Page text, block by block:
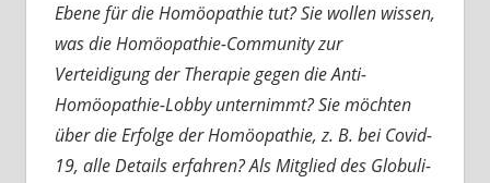
Ebene für die Homöopathie tut? Sie wollen wissen,
was die Homöopathie-Community zur
Verteidigung der Therapie gegen die Anti-
Homöopathie-Lobby unternimmt? Sie möchten
über die Erfolge der Homöopathie, z. B. bei Covid-
19, alle Details erfahren? Als Mitglied des Globuli-